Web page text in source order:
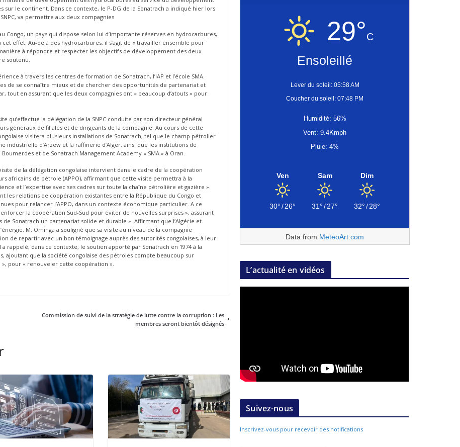
le continent. Dans ce contexte, le P-DG de la Sonatrach a indiqué hier lors
va permettre aux deux compagnies
Congo, un pays qui dispose selon lui d’importante réserves en hydrocarbures,
effet. Au-delà des hydrocarbures, il s’agit de « travailler ensemble pour
à répondre et respecter les objectifs de développement des deux
soutenu.
à travers les centres de formation de Sonatrach, l’IAP et l’école SMA.
de se connaître mieux et de chercher des opportunités de partenariat et
tout en assurant que les deux compagnies ont « beaucoup d’atouts » pour
qu’effectue la délégation de la SNPC conduite par son directeur général
généraux de filiales et de dirigeants de la compagnie. Au cours de cette
visitera plusieurs installations de Sonatrach, tel que le champ pétrolier
industrielle d’Arzew et la raffinerie d’Alger, ainsi que les institutions de
et de Sonatrach Management Academy « SMA » à Oran.
de la délégation congolaise intervient dans le cadre de la coopération
africains de pétrole (APPO), affirmant que cette visite permettra à la
et l’expertise avec ses cadres sur toute la chaîne pétrolière et gazière ».
les relations de coopération existantes entre la République du Congo et
pour relancer l’APPO, dans un contexte économique particulier. A ce
la coopération Sud-Sud pour éviter de nouvelles surprises », assurant
Sonatrach un partenariat solide et durable ». Affirmant que l’Algérie et
M. Ominga a souligné que sa visite au niveau de la compagnie
de repartir avec un bon témoignage auprès des autorités congolaises, à leur
rappelé, dans ce contexte, le soutien apporté par Sonatrach en 1974 à la
ajoutant que la société congolaise des pétroles compte beaucoup sur
», pour « renouveler cette coopération ».
Commission de suivi de la stratégie de lutte contre la corruption : Les
membres seront bientôt désignés
29°C
Ensoleillé
Lever du soleil: 05:58 AM
Coucher du soleil: 07:48 PM
Humidité: 56%
Vent: 9.4Kmph
Pluie: 4%
Ven
30°/26°
Sam
31°/27°
Dim
32°/28°
Data from MeteoArt.com
L’actualité en vidéos
Suivez-nous
Inscrivez-vous pour recevoir des notifications